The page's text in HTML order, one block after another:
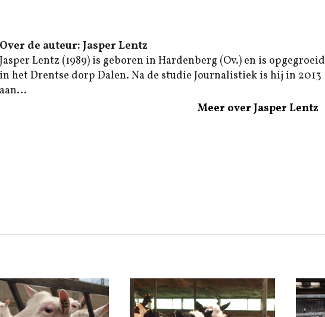
Over de auteur: Jasper Lentz
Jasper Lentz (1989) is geboren in Hardenberg (Ov.) en is opgegroeid
in het Drentse dorp Dalen. Na de studie Journalistiek is hij in 2013
aan...
Meer over Jasper Lentz